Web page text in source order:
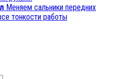
Меняем сальники передних
тонкости работы